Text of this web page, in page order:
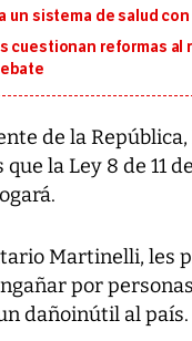
un sistema de salud
cuestionan reformas
de la
la Ley 8 de 11
Martinelli, les
por
dañoinútil al país.